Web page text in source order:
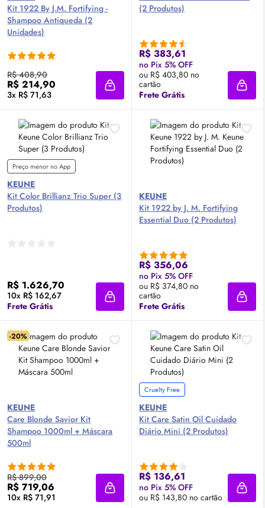
Kit 1922 By J.M. Fortifying -
Shampoo Antiqueda (2
Unidades)
R$ 408,90
R$ 214,90
3x R$ 71,63 Adicionar à sacola
(2 Produtos)
R$ 383,61
no Pix 5% OFF
ou R$ 403,80 no
cartão
Frete Grátis
Preço menor no App
KEUNE
Kit Color Brillianz Trio Super (3
Produtos)
R$ 1.626,70
10x R$ 162,67
Frete Grátis
Adicionar à sacola
KEUNE
Kit 1922 by J. M. Fortifying
Essential Duo (2 Produtos)
R$ 356,06
no Pix 5% OFF
ou R$ 374,80 no
cartão
Frete Grátis
-20%
KEUNE
Care Blonde Savior Kit
Shampoo 1000ml + Máscara
500ml
R$ 899,00
R$ 719,06
10x R$ 71,91 Adicionar à sacola
Cruelty Free
KEUNE
Kit Care SatinOil Cuidado
Diário Mini (2 Produtos)
R$ 136,61
no Pix 5% OFF
ou R$ 143,80 no cartão